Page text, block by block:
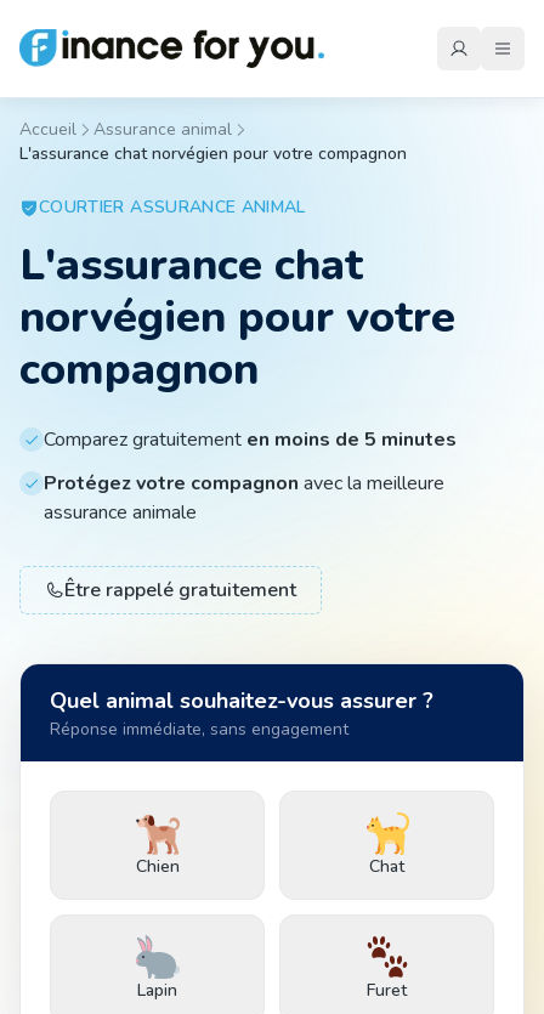
Mutuelle
Moto
Habitation
Animal
Pro
Accueil
Assurance animal
L'assurance chat norvégien pour votre compagnon
COURTIERASSURANCE ANIMAL
L'assurance chat
norvégien pour votre
compagnon
Comparez gratuitement en moins de 5 minutes
Protégez votre compagnon avec la meilleure
assurance animale
Être rappelé gratuitement
Quel animal souhaitez-vous assurer ?
Réponse immédiate, sans engagement
Chien Chat
Lapin Furet